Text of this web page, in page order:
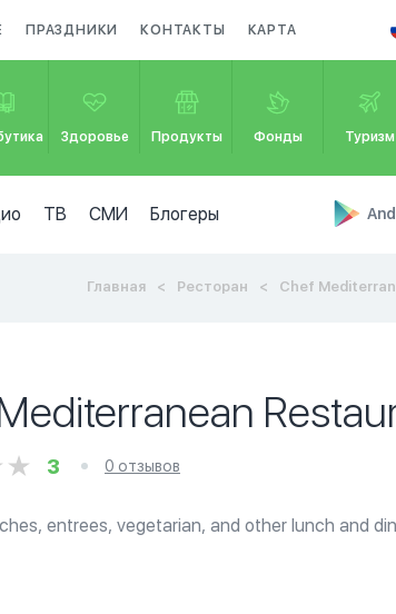
ПРАЗДНИКИ КОНТАКТЫ КАРТА
Здоровье Продукты Фонды Туризм
ТВ СМИ Блогеры
Главная Ресторан Chef
3 0 отзывов
entrees, vegetarian, and other lunch and
started long before it's doors were open.